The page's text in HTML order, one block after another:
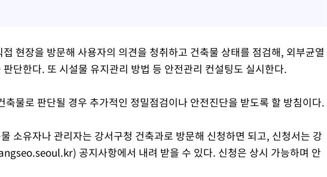
현장을 방문해 사용자의 의견을 청취하고 건축물 상태를 점검해, 외부균열
단한다. 또 시설물 유지관리 방법 등 안전관리 컨설팅도 실시한다.
축물로 판단될 경우 추가적인 정밀점검이나 안전진단을 받도록 할 방침이다.
소유자나 관리자는 강서구청 건축과로 방문해 신청하면 되고, 신청서는 강
공지사항에서 내려 받을 수 있다. 신청은 상시 가능하며 안